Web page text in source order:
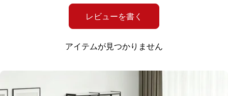
・天然素材のため、色、表面の質感、模様等が若干異なる場合がございます
が、通常のご使用には問題ございません。消耗による変化は製品の欠陥とは
・撮影時の光線や画面の解像度の違いにより、写真と実際の物体の色が異な
す。
レビューを書く
アイテムが見つかりません